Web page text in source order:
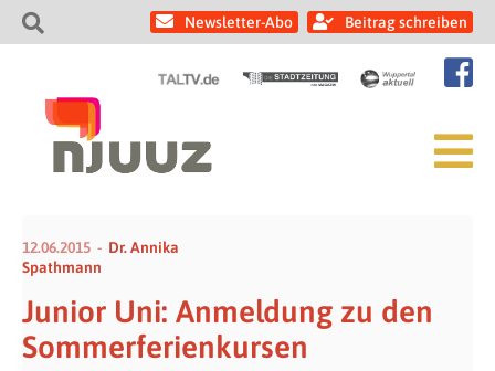
Newsletter-Abo Beitrag schreiben
12.06.2015
Dr. Annika
Spathmann
Junior Uni: Anmeldung zu den
Sommerferienkursen